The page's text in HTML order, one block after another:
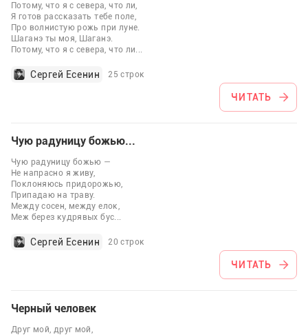
Потому, что я с севера, что ли,
Я готов рассказать тебе поле,
Про волнистую рожь при луне.
Шаганэ ты моя, Шаганэ.
Потому, что я с севера, что ли...
Сергей Есенин 25 строк
ЧИТАТЬ
Чую радуницу божью...
Чую радуницу божью —
Не напрасно я живу,
Поклоняюсь придорожью,
Припадаю на траву.
Между сосен, между елок,
Меж берез кудрявых бус...
Сергей Есенин 20 строк
ЧИТАТЬ
Черный человек
Друг мой, друг мой,